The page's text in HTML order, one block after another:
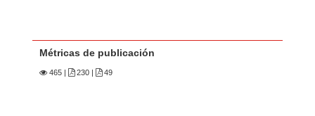
Métricas de publicación
465 230 | 49